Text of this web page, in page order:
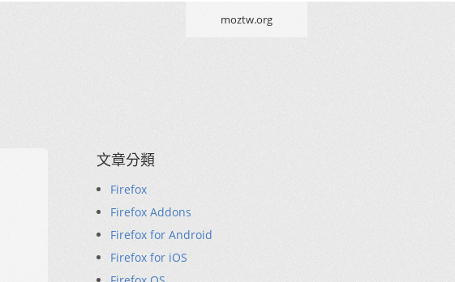
moztw.org
文章分類
Firefox
Firefox Addons
Firefox for Android
Firefox for iOS